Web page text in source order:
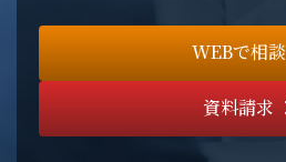
WEBで相談
資料請求